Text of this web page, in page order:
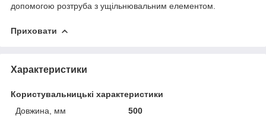
допомогою розтруба з ущільнювальним елементом.
Приховати
Характеристики
Користувальницькі характеристики
Довжина, мм
500